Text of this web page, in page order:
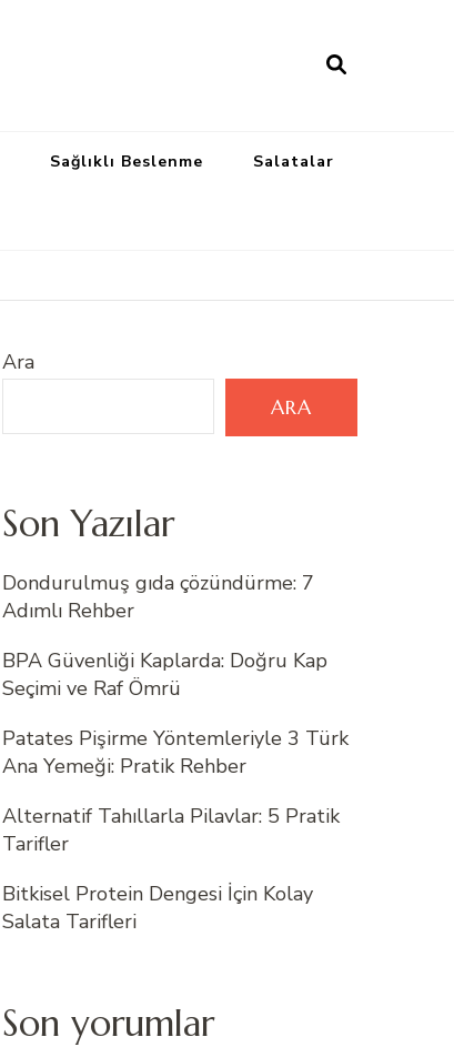
Sağlıklı Beslenme Salatalar
Ara
ARA
Son Yazılar
Dondurulmuş gıda çözündürme: 7
Adımlı Rehber
BPA Güvenliği Kaplarda: Doğru Kap
Seçimi ve Raf Ömrü
Patates Pişirme Yöntemleriyle 3 Türk
Ana Yemeği: Pratik Rehber
Alternatif Tahıllarla Pilavlar: 5 Pratik
Tarifler
Bitkisel Protein Dengesi İçin Kolay
Salata Tarifleri
Son yorumlar